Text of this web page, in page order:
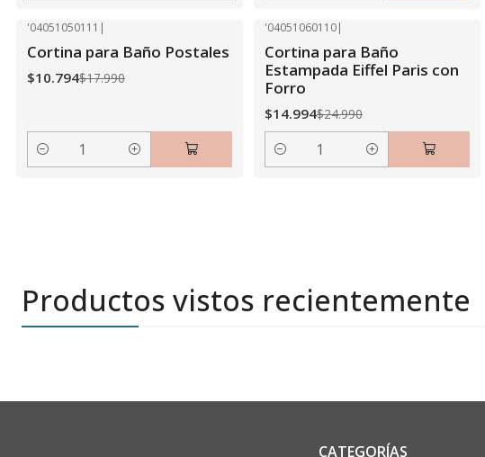
'04051050111 |
Cortina para Baño Postales
$10.794$17.990
Cantidad
'04051060110|
Cortina para Baño
Estampada Eiffel Paris con
Forro
$14.994$24.990
Cantidad
Productos vistos recientemente
CATEGORÍAS